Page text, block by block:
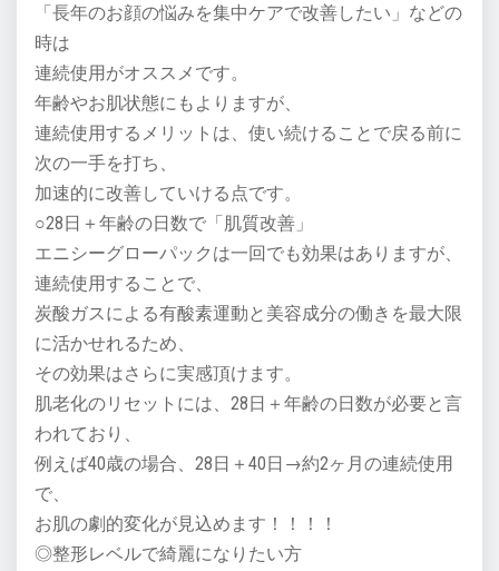
「長年のお顔の悩みを集中ケアで改善したい」などの
時は
連続使用がオススメです。
年齢やお肌状態にもよりますが、
連続使用するメリットは、使い続けることで戻る前に
次の一手を打ち、
加速的に改善していける点です。
○28日＋年齢の日数で「肌質改善」
エニシーグローパックは一回でも効果はありますが、
連続使用することで、
炭酸ガスによる有酸素運動と美容成分の働きを最大限
に活かせれるため、
その効果はさらに実感頂けます。
肌老化のリセットには、28日＋年齢の日数が必要と言
われており、
例えば40歳の場合、28日＋40日→約2ヶ月の連続使用
で、
お肌の劇的変化が見込めます！！！！
◎整形レベルで綺麗になりたい方